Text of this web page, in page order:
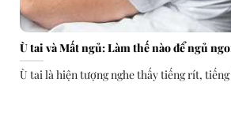
Ù tai và Mất ngủ: Làm thế nào để ngủ
Ù tai là hiện tượng nghe thấy tiếng rít,